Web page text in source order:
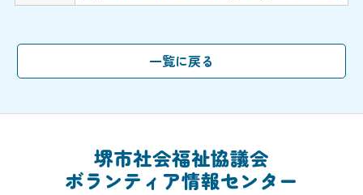
堺市社会福祉協議会
ボランティア情報センター